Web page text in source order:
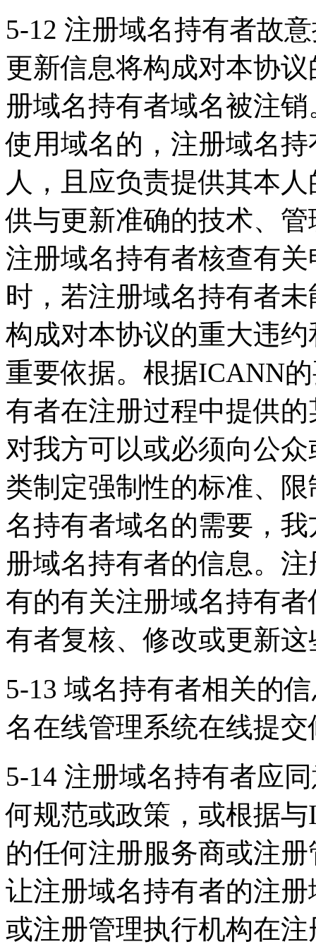
5-12 注册域名持有者故
更新信息将构成对本协
册域名持有者域名被注
使用域名的，注册域名
人，且应负责提供其本
供与更新准确的技术、
注册域名持有者核查有
时，若注册域名持有者
构成对本协议的重大违
重要依据。根据ICANN
有者在注册过程中提供
对我方可以或必须向公
类制定强制性的标准、
名持有者域名的需要，
册域名持有者的信息。
有的有关注册域名持有
有者复核、修改或更新
5-13 域名持有者相关的
名在线管理系统在线提交
5-14 注册域名持有者应
何规范或政策，或根据
的任何注册服务商或注
让注册域名持有者的注
或注册管理执行机构在